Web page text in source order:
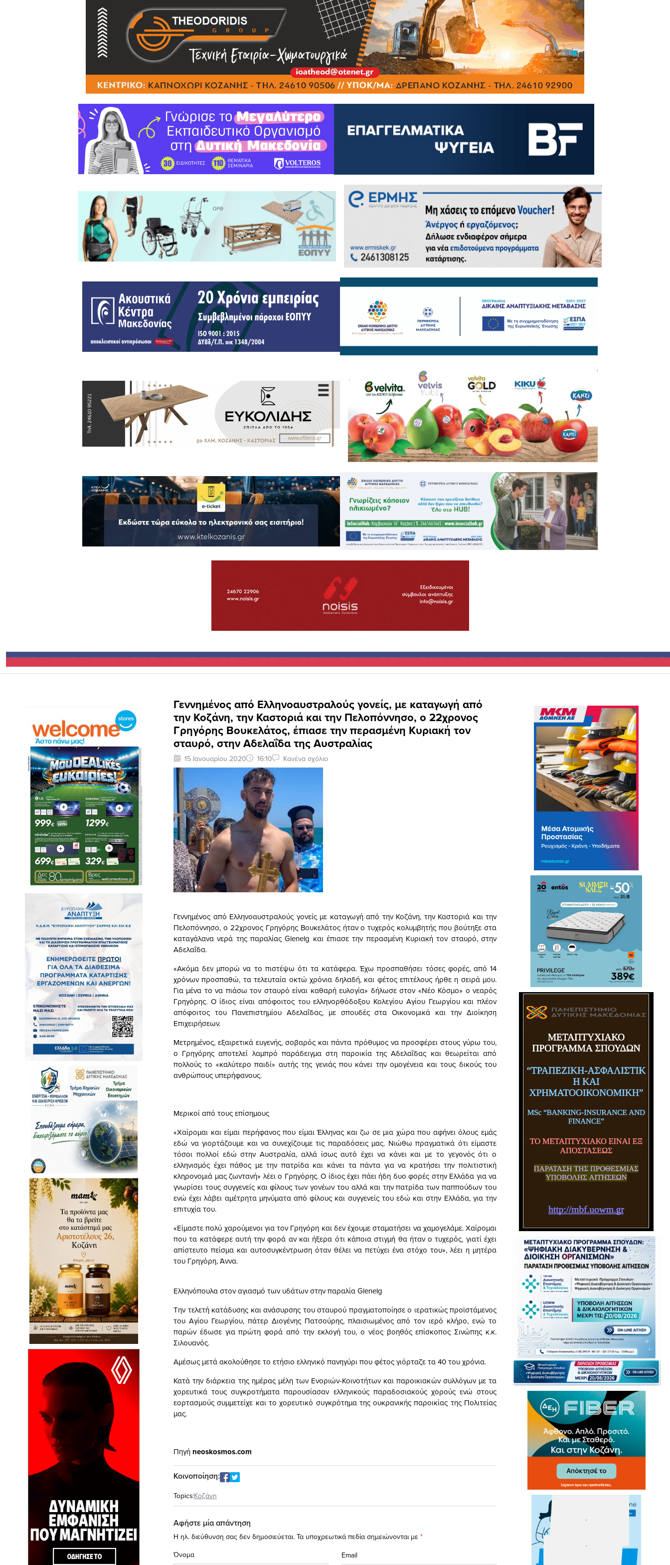
Γεννημένος από Ελληνοαυστραλούς γονείς, με καταγωγή από
την Κοζάνη, την Καστοριά και την Πελοπόννησο, ο 22χρονος
Γρηγόρης Βουκελάτος, έπιασε την περασμένη Κυριακή τον
σταυρό, στην Αδελαΐδα της Αυστραλίας
15 Ιανουαρίου 2020 16:10 Κανένα σχόλιο
Γεννημένος από Ελληνοαυστραλούς γονείς με καταγωγή από την Κοζάνη, την Καστοριά και την
Πελοπόννησο, ο 22χρονος Γρηγόρης Βουκελάτος ήταν ο τυχερός κολυμβητής που βούτηξε στα
καταγάλανα νερά της παραλίας Glenelg και έπιασε την περασμένη Κυριακή τον σταυρό, στην
Αδελαΐδα.
«Ακόμα δεν μπορώ να το πιστέψω ότι τα κατάφερα. Έχω προσπαθήσει τόσες φορές, από 14
χρόνων προσπαθώ, τα τελευταία οκτώ χρόνια δηλαδή, και φέτος επιτέλους ήρθε η σειρά μου.
Για μένα το να πιάσω τον σταυρό είναι καθαρή ευλογία» δήλωσε στον «Νέο Κόσμο» ο νεαρός
Γρηγόρης. Ο ίδιος είναι απόφοιτος του ελληνορθόδοξου Κολεγίου Αγίου Γεωργίου και πλέον
απόφοιτος του Πανεπιστημίου Αδελαΐδας, με σπουδές στα Οικονομικά και την Διοίκηση
Επιχειρήσεων.
Μετρημένος, εξαιρετικά ευγενής, σοβαρός και πάντα πρόθυμος να προσφέρει στους γύρω του,
ο Γρηγόρης αποτελεί λαμπρό παράδειγμα στη παροικία της Αδελαΐδας και θεωρείται από
πολλούς το «καλύτερο παιδί» αυτής της γενιάς που κάνει την ομογένεια και τους δικούς του
ανθρώπους υπερήφανους.
Μερικοί από τους επίσημους
«Χαίρομαι και είμαι περήφανος που είμαι Έλληνας και ζω σε μια χώρα που αφήνει όλους εμάς
εδώ να γιορτάζουμε και να συνεχίζουμε τις παραδόσεις μας. Νιώθω πραγματικά ότι είμαστε
τόσοι πολλοί εδώ στην Αυστραλία, αλλά ίσως αυτό έχει να κάνει και με το γεγονός ότι ο
ελληνισμός έχει πάθος με την πατρίδα και κάνει τα πάντα για να κρατήσει την πολιτιστική
κληρονομιά μας ζωντανή» λέει ο Γρηγόρης. Ο ίδιος έχει πάει ήδη δυο φορές στην Ελλάδα για να
γνωρίσει τους συγγενείς και φίλους των γονέων του αλλά και την πατρίδα των παππούδων του
ενώ έχει λάβει αμέτρητα μηνύματα από φίλους και συγγενείς του εδώ και στην Ελλάδα, για την
επιτυχία του.
«Είμαστε πολύ χαρούμενοι για τον Γρηγόρη και δεν έχουμε σταματήσει να χαμογελάμε. Χαίρομαι
που τα κατάφερε αυτή την φορά αν και ήξερα ότι κάποια στιγμή θα ήταν ο τυχερός, γιατί έχει
απίστευτο πείσμα και αυτοσυγκέντρωση όταν θέλει να πετύχει ένα στόχο του», λέει η μητέρα
του Γρηγόρη, Άννα.
Ελληνόπουλα στον αγιασμό των υδάτων στην παραλία Glenelg
Την τελετή κατάδυσης και ανάσυρσης του σταυρού πραγματοποίησε ο ιερατικώς προϊστάμενος
του Αγίου Γεωργίου, πάτερ Διογένης Πατσούρης, πλαισιωμένος από τον ιερό κλήρο, ενώ το
παρών έδωσε για πρώτη φορά από την εκλογή του, ο νέος βοηθός επίσκοπος Σινώπης κ.κ.
Σιλουανός.
Αμέσως μετά ακολούθησε το ετήσιο ελληνικό πανηγύρι που φέτος γιόρταζε τα 40 του χρόνια.
Κατά την διάρκεια της ημέρας μέλη των Ενοριών-Κοινοτήτων και παροικιακών συλλόγων με τα
χορευτικά τους συγκροτήματα παρουσίασαν ελληνικούς παραδοσιακούς χορούς ενώ στους
εορτασμούς συμμετείχε και το χορευτικό συγκρότημα της ουκρανικής παροικίας της Πολιτείας
μας.
Πηγή neoskosmos.com
Κοινοποίηση:
Topics:Κοζάνη
Αφήστε μία απάντηση
Η ηλ. διεύθυνση σας δεν δημοσιεύεται. Τα υποχρεωτικά πεδία σημειώνονται με *
Όνομα
Email